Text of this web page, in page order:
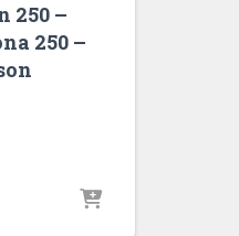
250 –
250 –